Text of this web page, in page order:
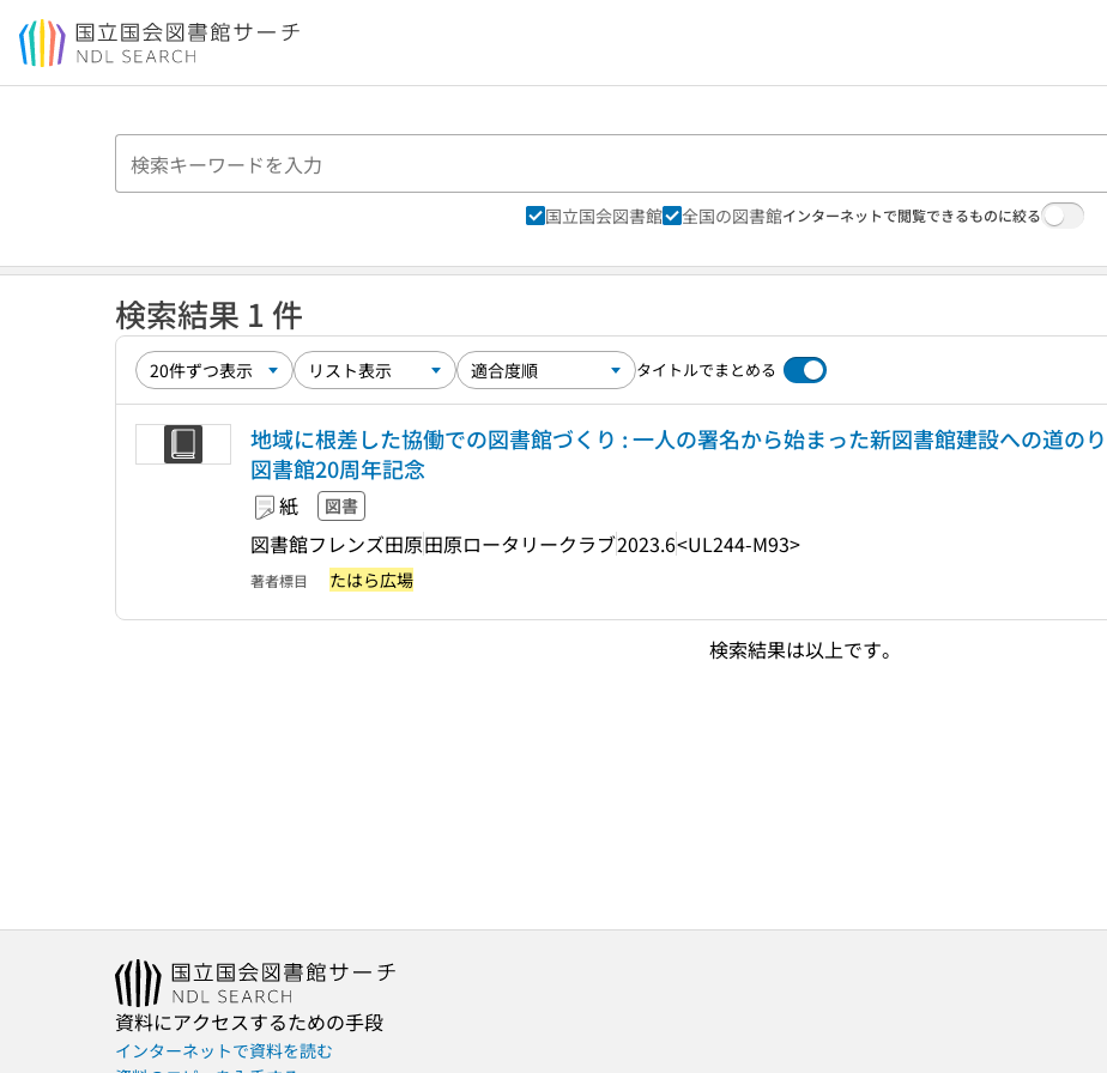
本文へ移動
国立国会図書館 全国の図書館インターネットで閲覧できるものに絞る
検索結果 1 件
タイトルでまとめる
地域に根差した協働での図書館づくり : 一人の署名から始まった新図書館建設への道の
図書館20周年記念
紙 図書
図書館フレンズ田原田原ロータリークラブ2023.6<UL244-M93>
著者標目 たはら広場
検索結果は以上です。
資料にアクセスするための手段
インターネットで資料を読む